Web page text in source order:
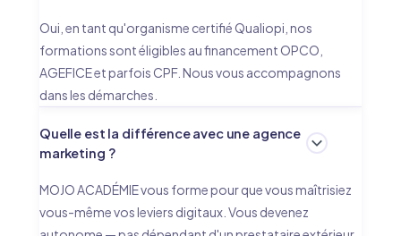
Oui, en tant qu'organisme certifié Qualiopi, nos
formations sont éligibles au financement OPCO,
AGEFICE et parfois CPF. Nous vous accompagnons
dans les démarches.
Quelle est la différence avec une agence
marketing ?
MOJO ACADÉMIE vous forme pour que vous maîtrisiez
vous-même vos leviers digitaux. Vous devenez